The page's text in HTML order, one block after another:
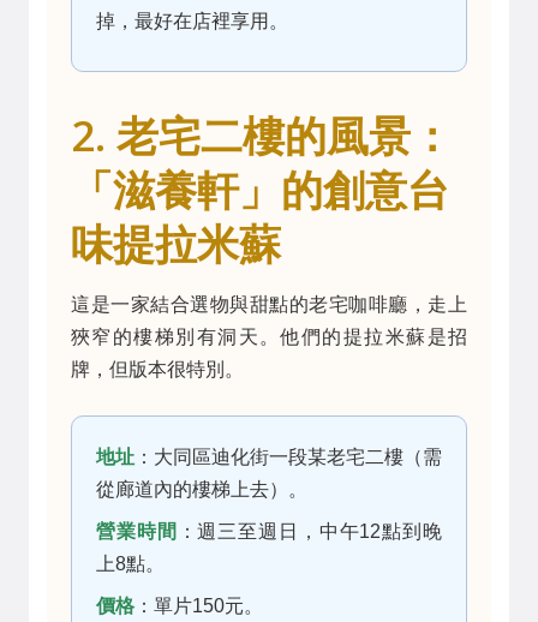
掉，最好在店裡享用。
2. 老宅二樓的風景：
「滋養軒」的創意台
味提拉米蘇
這是一家結合選物與甜點的老宅咖啡廳，走上
狹窄的樓梯別有洞天。他們的提拉米蘇是招
牌，但版本很特別。
地址 ：大同區迪化街一段某老宅二樓（需
從廊道內的樓梯上去）。
營業時間 ：週三至週日，中午12點到晚
上8點。
價格 ：單片150元。